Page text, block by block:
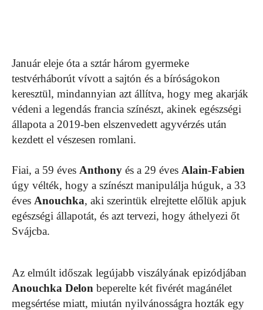
Január eleje óta a sztár három gyermeke
testvérháborút vívott a sajtón és a bíróságokon
keresztül, mindannyian azt állítva, hogy meg akarják
védeni a legendás francia színészt, akinek egészségi
állapota a 2019-ben elszenvedett agyvérzés után
kezdett el vészesen romlani.
Fiai, a 59 éves Anthony és a 29 éves Alain-Fabien
úgy vélték, hogy a színészt manipulálja húguk, a 33
éves Anouchka, aki szerintük elrejtette előlük apjuk
egészségi állapotát, és azt tervezi, hogy áthelyezi őt
Svájcba.
Az elmúlt időszak legújabb viszályának epizódjában
Anouchka Delon beperelte két fivérét magánélet
megsértése miatt, miután nyilvánosságra hozták egy